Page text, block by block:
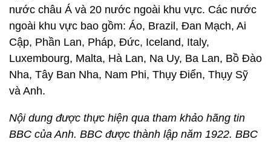
nước châu Á và 20 nước ngoài khu vực. Các nước
ngoài khu vực bao gồm: Áo, Brazil, Đan Mạch, Ai
Cập, Phần Lan, Pháp, Đức, Iceland, Italy,
Luxembourg, Malta, Hà Lan, Na Uy, Ba Lan, Bồ Đào
Nha, Tây Ban Nha, Nam Phi, Thụy Điển, Thụy Sỹ
và Anh.
Nội dung được thực hiện qua tham khảo hãng tin
BBC của Anh. BBC được thành lập năm 1922. BBC